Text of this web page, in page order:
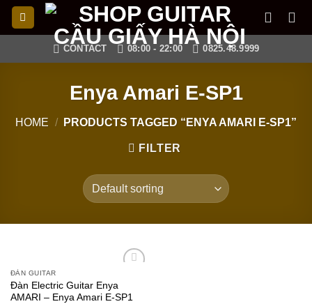
Skip
CONTACT 08:00 - 22:00 0825.48.9999
Enya Amari E-SP1
HOME / PRODUCTS TAGGED “ENYA AMARI E-SP1”
FILTER
wishlist
ĐÀN GUITAR
Đàn Electric Guitar Enya
AMARI – Enya Amari E-SP1